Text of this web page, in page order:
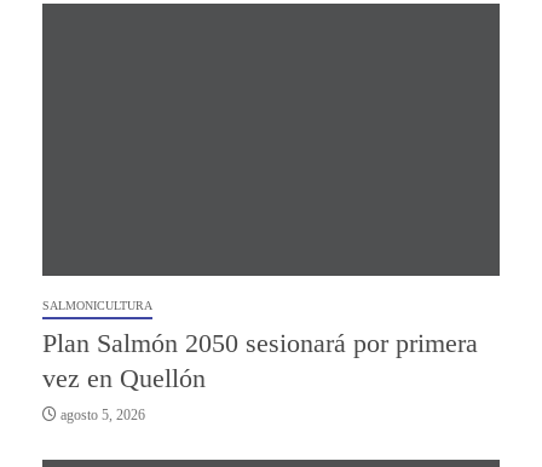
SALMONICULTURA
Plan Salmón 2050 sesionará por primera
vez en Quellón
agosto 5, 2026